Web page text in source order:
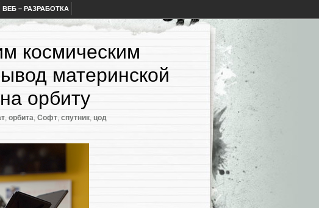
ВЕБ – РАЗРАБОТКА
космическим
материнской
орбиту
, орбита, Софт, спутник, цод